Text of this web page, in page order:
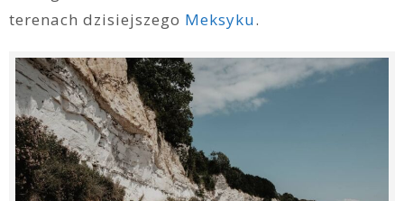
terenach dzisiejszego Meksyku.